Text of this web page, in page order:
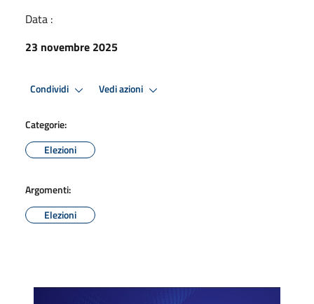
Data :
23 novembre 2025
Condividi Vedi azioni
Categorie:
Elezioni
Argomenti:
Elezioni